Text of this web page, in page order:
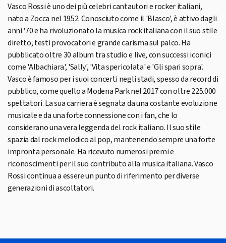
Vasco Rossi è uno dei più celebri cantautori e rocker italiani,
nato a Zocca nel 1952. Conosciuto come il 'Blasco', è attivo dagli
anni '70 e ha rivoluzionato la musica rock italiana con il suo stile
diretto, testi provocatori e grande carisma sul palco. Ha
pubblicato oltre 30 album tra studio e live, con successi iconici
come 'Albachiara', 'Sally', 'Vita spericolata' e 'Gli spari sopra'.
Vasco è famoso per i suoi concerti negli stadi, spesso da record di
pubblico, come quello a Modena Park nel 2017 con oltre 225.000
spettatori. La sua carriera è segnata da una costante evoluzione
musicale e da una forte connessione con i fan, che lo
considerano una vera leggenda del rock italiano. Il suo stile
spazia dal rock melodico al pop, mantenendo sempre una forte
impronta personale. Ha ricevuto numerosi premi e
riconoscimenti per il suo contributo alla musica italiana. Vasco
Rossi continua a essere un punto di riferimento per diverse
generazioni di ascoltatori.